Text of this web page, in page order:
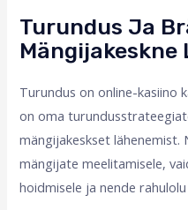
Turundus Ja
Mängijakeskne
Turundus on online-kasiino
on oma
mängijakeskset lähenemist.
mängijate meelitamisele,
hoidmisele ja nende